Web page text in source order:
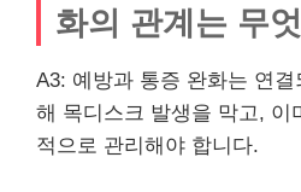
화의 관계는 무
A3: 예방과 통증 완화는 연
해 목디스크 발생을 막고, 이
적으로 관리해야 합니다.